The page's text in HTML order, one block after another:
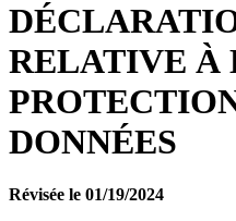
RELATIVE À
DONNÉES
Révisée le 01/19/2024